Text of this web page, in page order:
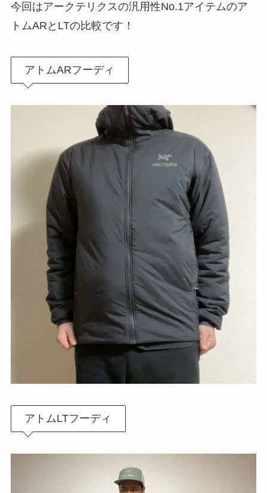
今回はアークテリクスの汎用性No.1アイテムのア
トムARとLTの比較です！
アトムARフーディ
アトムLTフーディ